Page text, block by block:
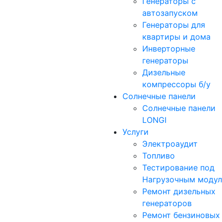
автозапуском
Генераторы для
квартиры и дома
Инверторные
генераторы
Дизельные
компрессоры б/у
Солнечные панели
Солнечные панели
LONGI
Услуги
Электроаудит
Топливо
Тестирование под
Нагрузочным
Ремонт дизельных
генераторов
Ремонт бензиновых